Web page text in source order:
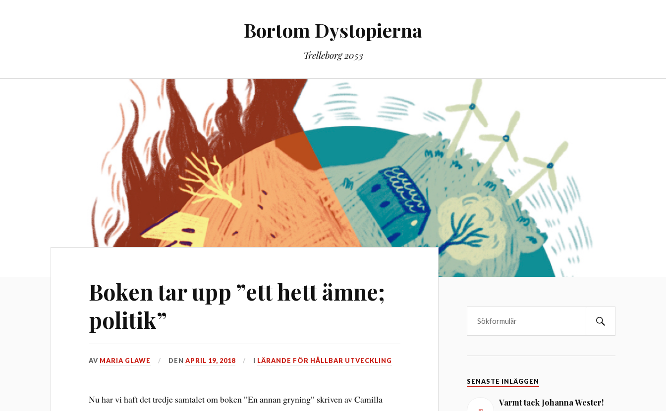
Bortom Dystopierna
Trelleborg 2053
Boken tar upp ”ett hett ämne;
politik”
AV MARIA GLAWE DENAPRIL 19, 2018 I LÄRANDE FÖR HÅLLBAR UTVECKLING
Nu har vi haft det tredje samtalet om boken ”En annan gryning” skriven av Camilla
SENASTE INLÄGGEN
Varmt tack Johanna Wester!